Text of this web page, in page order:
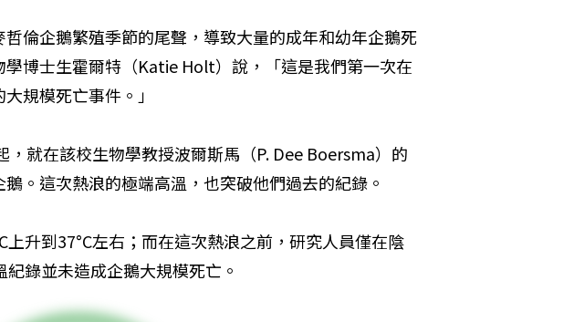
哲倫企鵝繁殖季節的尾聲，導致大量的成年和幼年企鵝死
博士生霍爾特（Katie Holt）說，「這是我們第一次在
規模死亡事件。」
就在該校生物學教授波爾斯馬（P. Dee Boersma）的
。這次熱浪的極端高溫，也突破他們過去的紀錄。
升到37°C左右；而在這次熱浪之前，研究人員僅在陰
錄並未造成企鵝大規模死亡。